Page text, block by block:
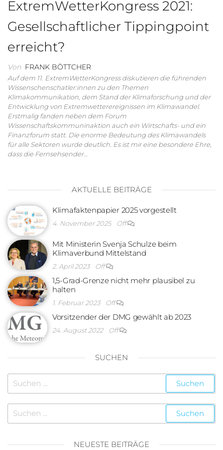
ExtremWetterKongress 2021:
Gesellschaftlicher Tippingpoint
erreicht?
Von FRANK BÖTTCHER
Auf dem 11. ExtremWetterKongress diskutieren die führenden
Wissenschenschatler:innen zu den Themen
Klimakommunikation, dem Stand der Klimaforschung und der
Entwicklung von Extremwetterereignissen im Klimawandel.
Erstmalig fanden neben dem Forum
Wissenschaftskommuninaktion auch ein Wirtschafts- und ein
Finanzforum statt. Die enorme Bedeutung des Klimawandels
für alle Sektoren wurde deutlich. Es ist mir eine besondere Ehre,
dass die Fernsehsender…
AKTUELLE BEITRÄGE
Klimafaktenpapier 2025 vorgestellt
4. November 2025 Off
Mit Ministerin Svenja Schulze beim
Klimaverbund Mittelstand
2. April 2023 Off
1,5-Grad-Grenze nicht mehr plausibel zu
halten
1. Februar 2023 Off
Vorsitzender der DMG gewählt ab 2023
24. August 2022 Off
SUCHEN
NEUESTE BEITRÄGE